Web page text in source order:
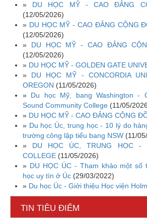
» DU HỌC MỸ - CAO ĐẲNG
(12/05/2026)
» DU HỌC MỸ - CAO ĐẲNG CỘNG
(12/05/2026)
» DU HỌC MỸ - CAO ĐẲNG
(12/05/2026)
» DU HỌC MỸ - GOLDEN GATE
» DU HỌC MỸ - CONCORDIA
OREGON (11/05/2026)
» Du học Mỹ, bang Washington -
Sound Community College (11/05/
» DU HỌC MỸ - CAO ĐẲNG CỘNG
» Du học Úc, trung học - 10 lý do
trường công lập tiểu bang NSW (11/
» DU HỌC ÚC, TRUNG HỌC -
COLLEGE (11/05/2026)
» DU HỌC ÚC - Tham khảo một số
học uy tín ở Úc (29/03/2022)
» Du học Úc - Giới thiệu Học viện
TIN TIÊU ĐIỂM